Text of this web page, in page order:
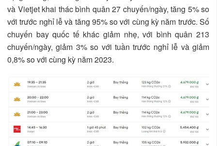
và Vietjet khai thác bình quân 27 chuyến/ngày, tăng 5% so
với trước nghỉ lễ và tăng 95% so với cùng kỳ năm trước. Số
chuyến bay quốc tế khác giảm nhẹ, với bình quân 213
chuyến/ngày, giảm 3% so với tuần trước nghỉ lễ và giảm
0,8% so với cùng kỳ năm 2023.